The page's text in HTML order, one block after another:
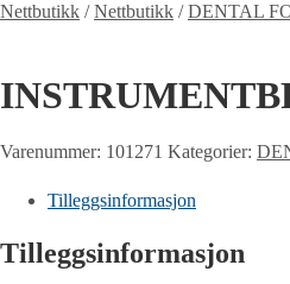
Nettbutikk /Nettbutikk /DENTAL
Varenummer: 101271 Kategorier:
Tilleggsinformasjon
Tilleggsinformasjon